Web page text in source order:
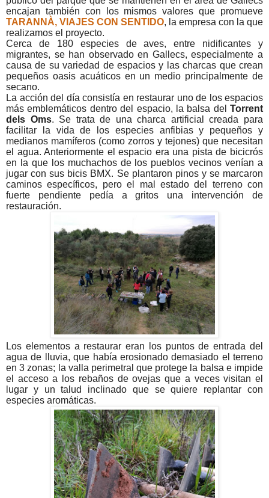
encajan también con los mismos valores que promueve
TARANNÀ, VIAJES CON SENTIDO, la empresa con la que
realizamos el proyecto.
Cerca de 180 especies de aves, entre nidificantes y
migrantes, se han observado en Gallecs, especialmente a
causa de su variedad de espacios y las charcas que crean
pequeños oasis acuáticos en un medio principalmente de
secano.
La acción del día consistía en restaurar uno de los espacios
más emblemáticos dentro del espacio, la balsa del Torrent
dels Oms. Se trata de una charca artificial creada para
facilitar la vida de los especies anfibias y pequeños y
medianos mamíferos (como zorros y tejones) que necesitan
el agua. Anteriormente el espacio era una pista de bicicrós
en la que los muchachos de los pueblos vecinos venían a
jugar con sus bicis BMX. Se plantaron pinos y se marcaron
caminos específicos, pero el mal estado del terreno con
fuerte pendiente pedía a gritos una intervención de
restauración.
Los elementos a restaurar eran los puntos de entrada del
agua de lluvia, que había erosionado demasiado el terreno
en 3 zonas; la valla perimetral que protege la balsa e impide
el acceso a los rebaños de ovejas que a veces visitan el
lugar y un talud inclinado que se quiere replantar con
especies aromáticas.